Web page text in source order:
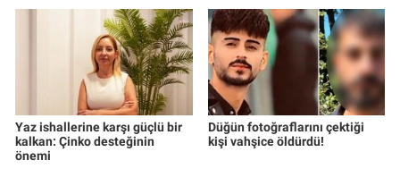
Yaz ishallerine karşı güçlü bir
kalkan: Çinko desteğinin
önemi
Düğün fotoğraflarını çektiği
kişi vahşice öldürdü!